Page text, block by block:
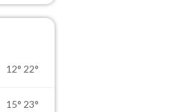
12° 22°
15° 23°